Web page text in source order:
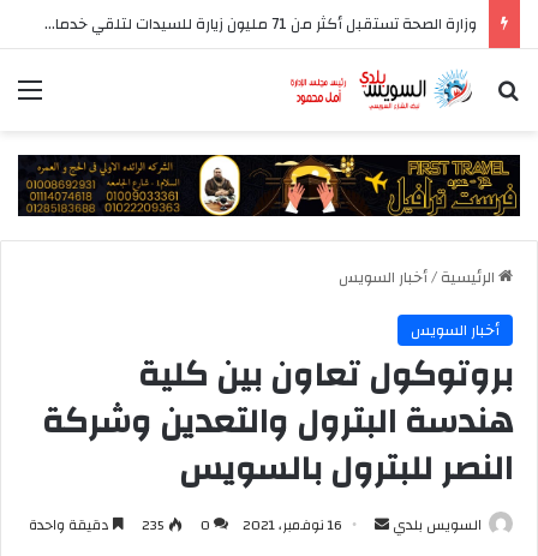
وزارة الصحة تستقبل أكثر من 71 مليون زيارة للسيدات لتلقي خدمات الفحص والتوعية
بحث عن
الرئيسية/أخبار السويس
أخبار السويس
بروتوكول تعاون بين كلية
هندسة البترول والتعدين وشركة
النصر للبترول بالسويس
السويس بلدي
أرسل 16 نوفمبر، 2021 0
235 دقيقة واحدة